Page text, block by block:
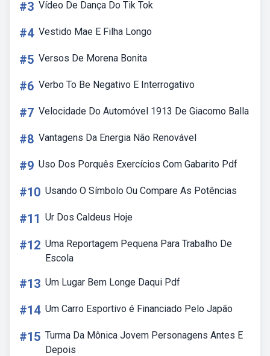
#3 Vídeo De Dança Do Tik Tok
#4 Vestido Mae E Filha Longo
#5 Versos De Morena Bonita
#6 Verbo To Be Negativo E Interrogativo
#7 Velocidade Do Automóvel 1913 De Giacomo Balla
#8 Vantagens Da Energia Não Renovável
#9 Uso Dos Porquês Exercícios Com Gabarito Pdf
#10 Usando O Símbolo Ou Compare As Potências
#11 Ur Dos Caldeus Hoje
#12 Uma Reportagem Pequena Para Trabalho De
Escola
#13 Um Lugar Bem Longe Daqui Pdf
#14 Um Carro Esportivo é Financiado Pelo Japão
#15 Turma Da Mônica Jovem Personagens Antes E
Depois